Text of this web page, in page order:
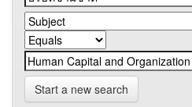
Start a new search